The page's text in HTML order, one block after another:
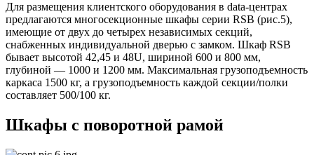
Для размещения клиентского оборудования в data-центрах
предлагаются многосекционные шкафы серии RSB (рис.5),
имеющие от двух до четырех независимых секций,
снабженных индивидуальной дверью с замком. Шкаф RSB
бывает высотой 42,45 и 48U, шириной 600 и 800 мм,
глубиной — 1000 и 1200 мм. Максимальная грузоподъемность
каркаса 1500 кг, а грузоподъемность каждой секции/полки
составляет 500/100 кг.
Шкафы с поворотной рамой